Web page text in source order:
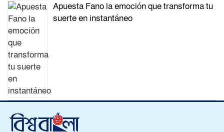
Apuesta Fano la emoción que transforma tu
suerte en instantáneo